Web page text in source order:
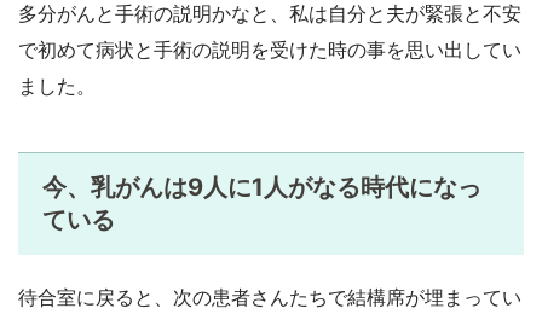
多分がんと手術の説明かなと、私は自分と夫が緊張と不安
で初めて病状と手術の説明を受けた時の事を思い出してい
ました。
今、乳がんは9人に1人がなる時代になっ
ている
待合室に戻ると、次の患者さんたちで結構席が埋まってい